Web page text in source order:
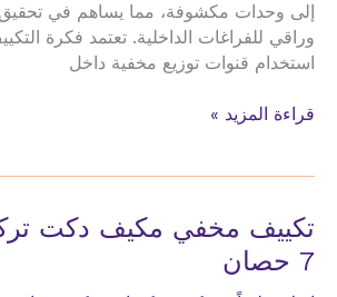
إلى وحدات مكشوفة، مما يساهم في
وراقي للفراغات الداخلية. تعتمد فكرة
استخدام قنوات توزيع مخفية داخل
تكييف
تركيب
مكيفات
8
طن
قراءة المزيد »
تكييف مخفي مكيف دكت
7 حصان